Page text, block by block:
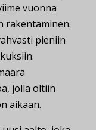
vuonna
rakentaminen.
pieniin
jolla oltiin
aikaan.